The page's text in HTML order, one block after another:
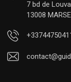
7 bd de
13008